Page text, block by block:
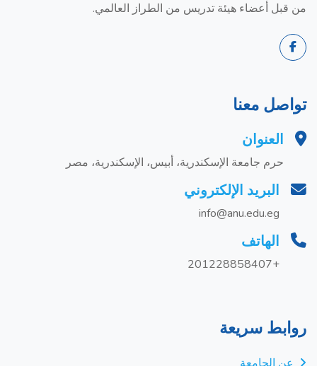
من قبل أعضاء هيئة تدريس من الطراز العالمي.
تواصل معنا
العنوان
حرم جامعة الإسكندرية، أبيس، الإسكندرية، مصر
البريد الإلكتروني
info@anu.edu.eg
الهاتف
+201228858407
روابط سريعة